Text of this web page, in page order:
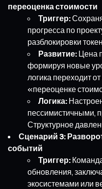
переоценка стоимости
Триггер:
прогресса по
разблокировки
Развитие: Цена
формируя новые
логика переходит
«переоценке
Логика:
пессимистичными,
Структурное
Сценарий 3:
событий
Триггер:
обновления,
экосистемами или